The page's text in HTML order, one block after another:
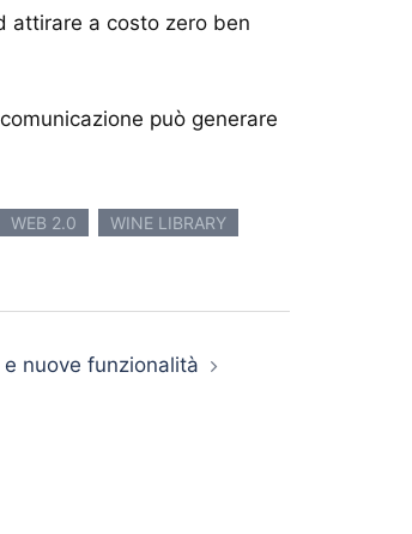
attirare a costo zero ben
può generare
WEB 2.0 WINE LIBRARY
nuove funzionalità